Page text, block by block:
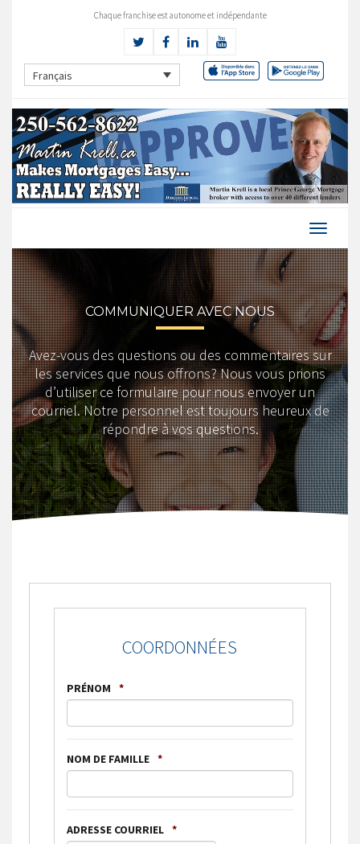
Chaque franchise est autonome et indépendante
Français
COMMUNIQUER AVEC NOUS
Avez-vous des questions ou des commentaires sur
les services que nous offrons? Nous vous prions
d’utiliser ce formulaire pour nous envoyer un
courriel. Notre personnel est toujours heureux de
répondre à vos questions.
COORDONNÉES
PRÉNOM *
NOM DE FAMILLE *
ADRESSE COURRIEL *